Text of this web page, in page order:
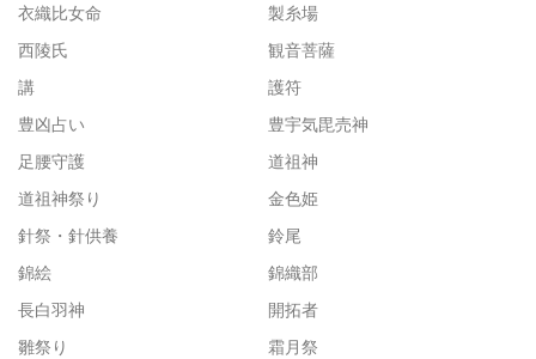
衣織比女命
製糸場
西陵氏
観音菩薩
講
護符
豊凶占い
豊宇気毘売神
足腰守護
道祖神
道祖神祭り
金色姫
針祭・針供養
鈴尾
錦絵
錦織部
長白羽神
開拓者
雛祭り
霜月祭